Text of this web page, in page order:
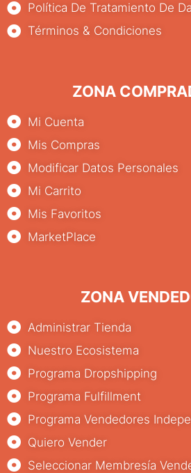
Política De Tratamiento De
Términos & Condiciones
ZONA
Mi Cuenta
Mis Compras
Modificar Datos Personales
Mi Carrito
Mis Favoritos
MarketPlace
ZONA
Administrar Tienda
Nuestro Ecosistema
Programa Dropshipping
Programa Fulfillment
Programa Vendedores
Quiero Vender
Seleccionar Membresía